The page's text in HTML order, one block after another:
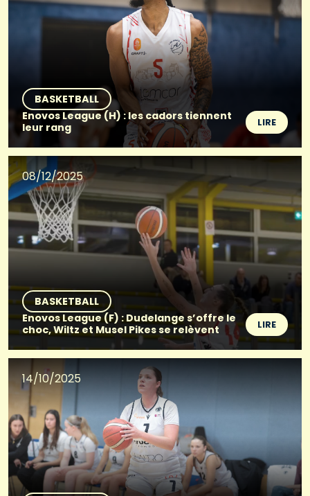
BASKETBALL
Enovos League (H) : les cadors tiennent
leur rang
LIRE
08/12/2025
BASKETBALL
Enovos League (F) : Dudelange s’offre le
choc, Wiltz et Musel Pikes se relèvent
LIRE
14/10/2025